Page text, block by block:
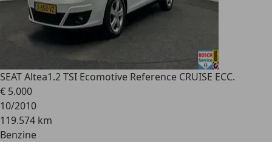
SEAT Altea1.2 TSI Ecomotive Reference CRUISE ECC.
€ 5.000
10/2010
119.574 km
Benzine